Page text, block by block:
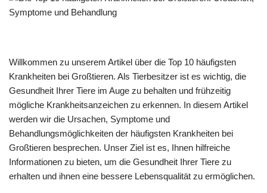
Willkommen zu unserem Artikel über die Top 10 häufigsten
Krankheiten bei Großtieren. Als Tierbesitzer ist es wichtig, die
Gesundheit Ihrer Tiere im Auge zu behalten und frühzeitig
mögliche Krankheitsanzeichen zu erkennen. In diesem Artikel
werden wir die Ursachen, Symptome und
Behandlungsmöglichkeiten der häufigsten Krankheiten bei
Großtieren besprechen. Unser Ziel ist es, Ihnen hilfreiche
Informationen zu bieten, um die Gesundheit Ihrer Tiere zu
erhalten und ihnen eine bessere Lebensqualität zu ermöglichen.